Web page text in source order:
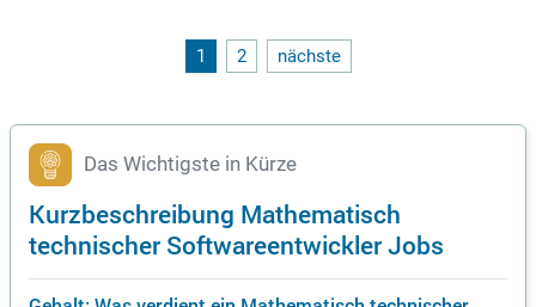
Mantine Maniacs. Deine Mission: eine stabile, sichere Code
basis, die Leistung und Ruhe für alle garantiert!
1 2 nächste
Das Wichtigste in Kürze
Kurzbeschreibung Mathematisch
technischer Softwareentwickler Jobs